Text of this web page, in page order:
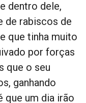
dentro dele,
de rabiscos de
que tinha muito
por forças
que o seu
ganhando
que um dia irão